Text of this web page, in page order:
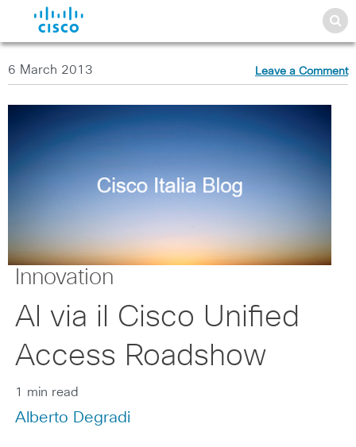
6 March 2013 Leave a Comment
Innovation
Al via il Cisco Unified
Access Roadshow
1 min read
Alberto Degradi